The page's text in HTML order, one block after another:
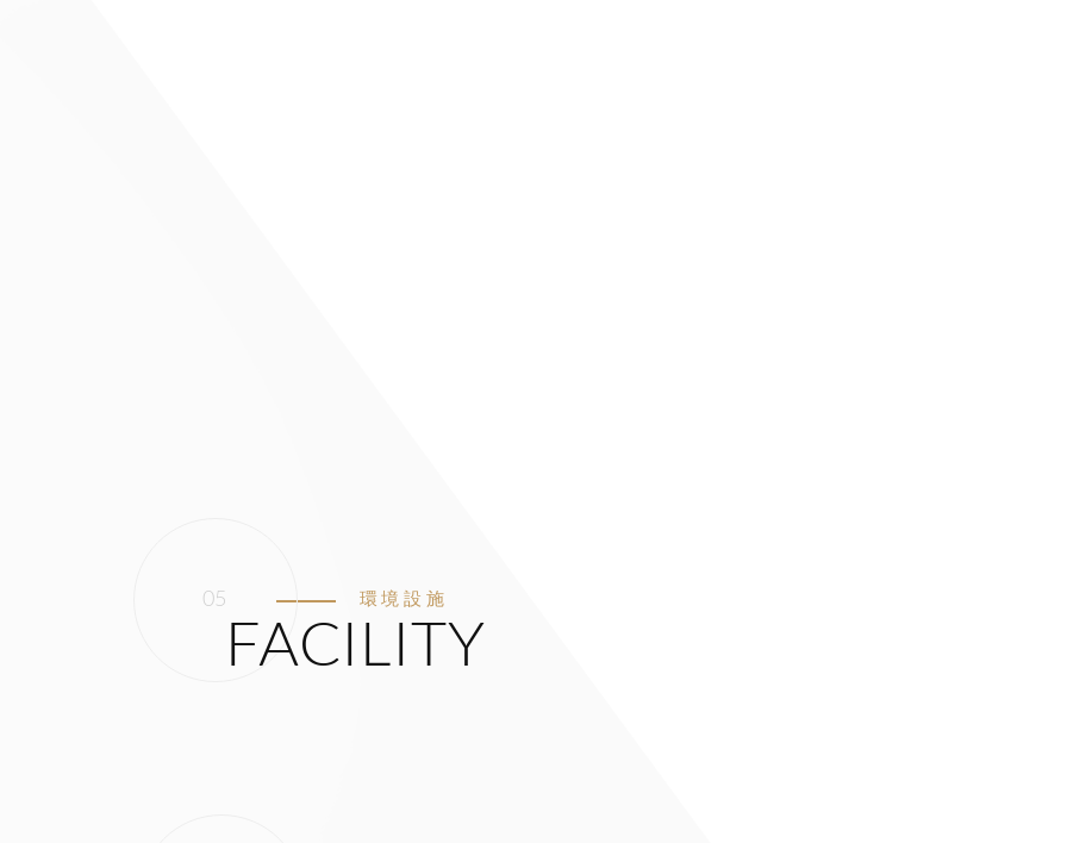
環境設施
FACILITY